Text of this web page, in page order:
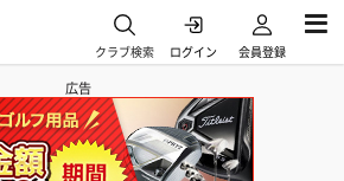
クラブ検索 ログイン 会員登録
広告